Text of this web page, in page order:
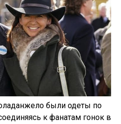
были одеты по
к фанатам гонок в